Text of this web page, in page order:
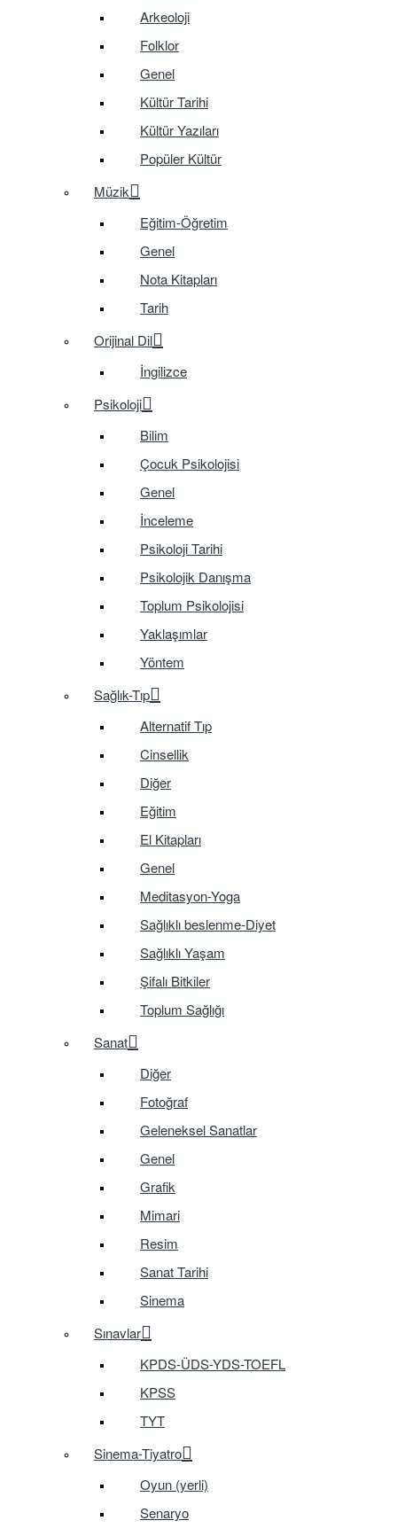
Arkeoloji
Folklor
Genel
Kültür Tarihi
Kültür Yazıları
Popüler Kültür
Müzik
Eğitim-Öğretim
Genel
Nota Kitapları
Tarih
Orijinal Dil
İngilizce
Psikoloji
Bilim
Çocuk Psikolojisi
Genel
İnceleme
Psikoloji Tarihi
Psikolojik Danışma
Toplum Psikolojisi
Yaklaşımlar
Yöntem
Sağlık-Tıp
Alternatif Tıp
Cinsellik
Diğer
Eğitim
El Kitapları
Genel
Meditasyon-Yoga
Sağlıklı beslenme-Diyet
Sağlıklı Yaşam
Şifalı Bitkiler
Toplum Sağlığı
Sanat
Diğer
Fotoğraf
Geleneksel Sanatlar
Genel
Grafik
Mimari
Resim
Sanat Tarihi
Sinema
Sınavlar
KPDS-ÜDS-YDS-TOEFL
KPSS
TYT
Sinema-Tiyatro
Oyun (yerli)
Senaryo